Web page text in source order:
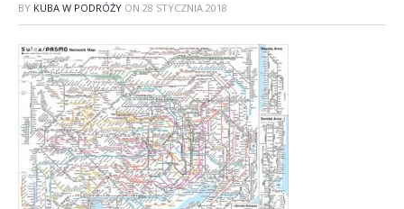
BY KUBA W PODRÓŻY ON 28 STYCZNIA 2018